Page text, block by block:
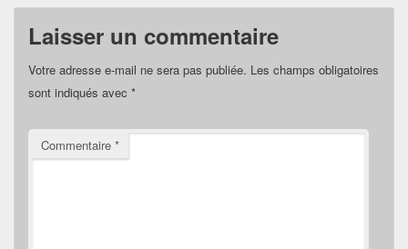
Laisser un commentaire
Votre adresse e-mail ne sera pas publiée. Les champs obligatoires
sont indiqués avec *
Commentaire *